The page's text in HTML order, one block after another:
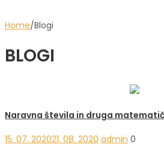
Home∕Blogi
BLOGI
Naravna števila in druga
15. 07. 202021. 08. 2020 admin 0